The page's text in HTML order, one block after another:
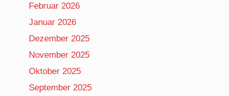
Februar 2026
Januar 2026
Dezember 2025
November 2025
Oktober 2025
September 2025